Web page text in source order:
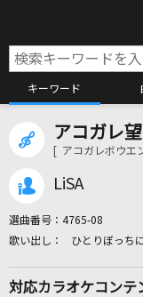
キーワード
アコガレ
[ アコガレボウエ
LiSA
選曲番号： 4765-08
ひとりぼっち
対応カラオケコンテ